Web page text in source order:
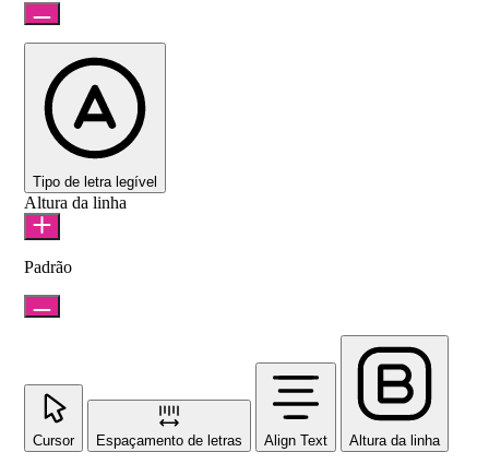
Tipo de letra legível
Altura da linha
Padrão
Cursor Espaçamento de letras Align Text Altura da linha